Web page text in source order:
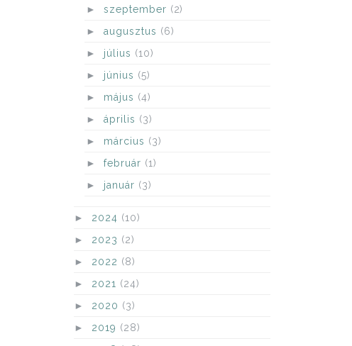
► szeptember (2)
► augusztus (6)
► július (10)
► június (5)
► május (4)
► április (3)
► március (3)
► február (1)
► január (3)
► 2024 (10)
► 2023 (2)
► 2022 (8)
► 2021 (24)
► 2020 (3)
► 2019 (28)